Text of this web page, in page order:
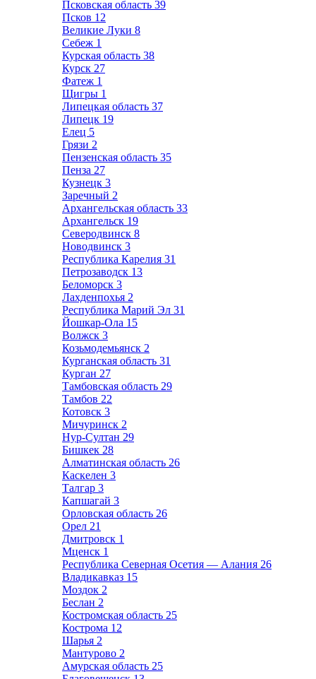
Псковская область 39
Псков 12
Великие Луки 8
Себеж 1
Курская область 38
Курск 27
Фатеж 1
Щигры 1
Липецкая область 37
Липецк 19
Елец 5
Грязи 2
Пензенская область 35
Пенза 27
Кузнецк 3
Заречный 2
Архангельская область 33
Архангельск 19
Северодвинск 8
Новодвинск 3
Республика Карелия 31
Петрозаводск 13
Беломорск 3
Лахденпохья 2
Республика Марий Эл 31
Йошкар-Ола 15
Волжск 3
Козьмодемьянск 2
Курганская область 31
Курган 27
Тамбовская область 29
Тамбов 22
Котовск 3
Мичуринск 2
Нур-Султан 29
Бишкек 28
Алматинская область 26
Каскелен 3
Талгар 3
Капшагай 3
Орловская область 26
Орел 21
Дмитровск 1
Мценск 1
Республика Северная Осетия — Алания 26
Владикавказ 15
Моздок 2
Беслан 2
Костромская область 25
Кострома 12
Шарья 2
Мантурово 2
Амурская область 25